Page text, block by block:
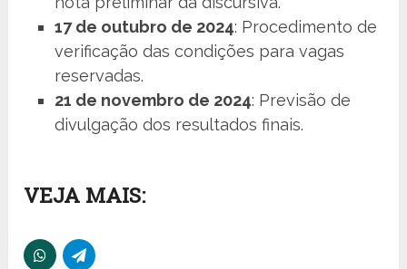
17 de outubro de 2024: Procedimento de
verificação das condições para vagas
reservadas.
21 de novembro de 2024: Previsão de
divulgação dos resultados finais.
VEJA MAIS: